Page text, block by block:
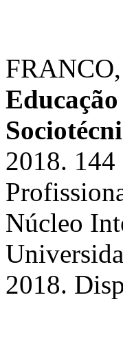
2018. 144
Núcleo
2018.